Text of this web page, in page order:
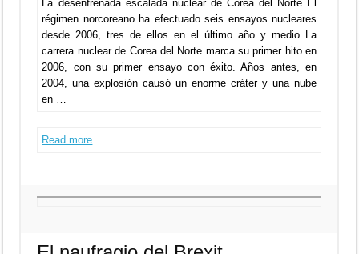
La desenfrenada escalada nuclear de Corea del Norte El
régimen norcoreano ha efectuado seis ensayos nucleares
desde 2006, tres de ellos en el último año y medio La
carrera nuclear de Corea del Norte marca su primer hito en
2006, con su primer ensayo con éxito. Años antes, en
2004, una explosión causó un enorme cráter y una nube
en …
Read more